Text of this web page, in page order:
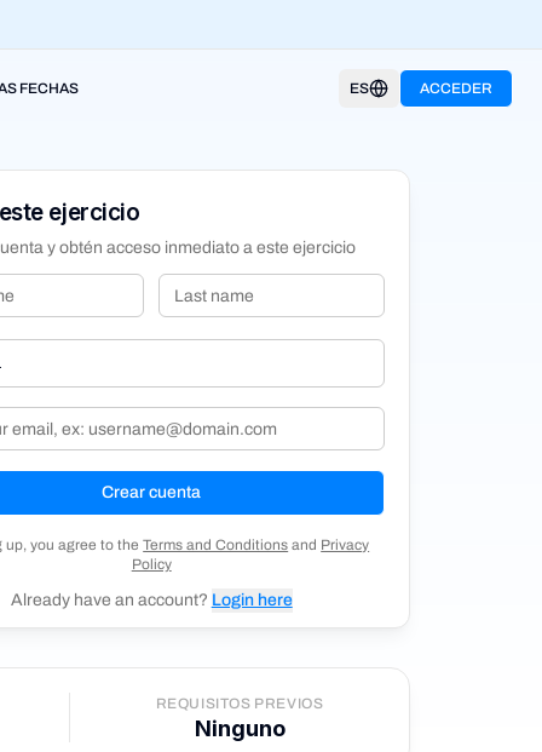
FECHAS ES ACCEDER
ejercicio
y obtén acceso inmediato a este ejercicio
Crear cuenta
up, you agree to theTerms and Conditions and Privacy
Policy
Already have an account? Login here
REQUISITOS PREVIOS
Ninguno